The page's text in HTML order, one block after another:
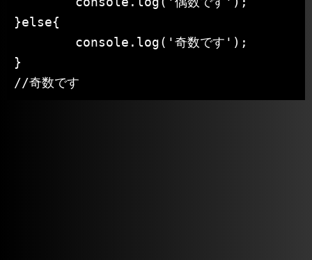
}else{
}
//奇数です